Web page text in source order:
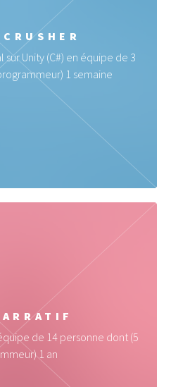
Unity (C#) en équipe de 3
1 semaine
de 14 personne dont (5
1 an